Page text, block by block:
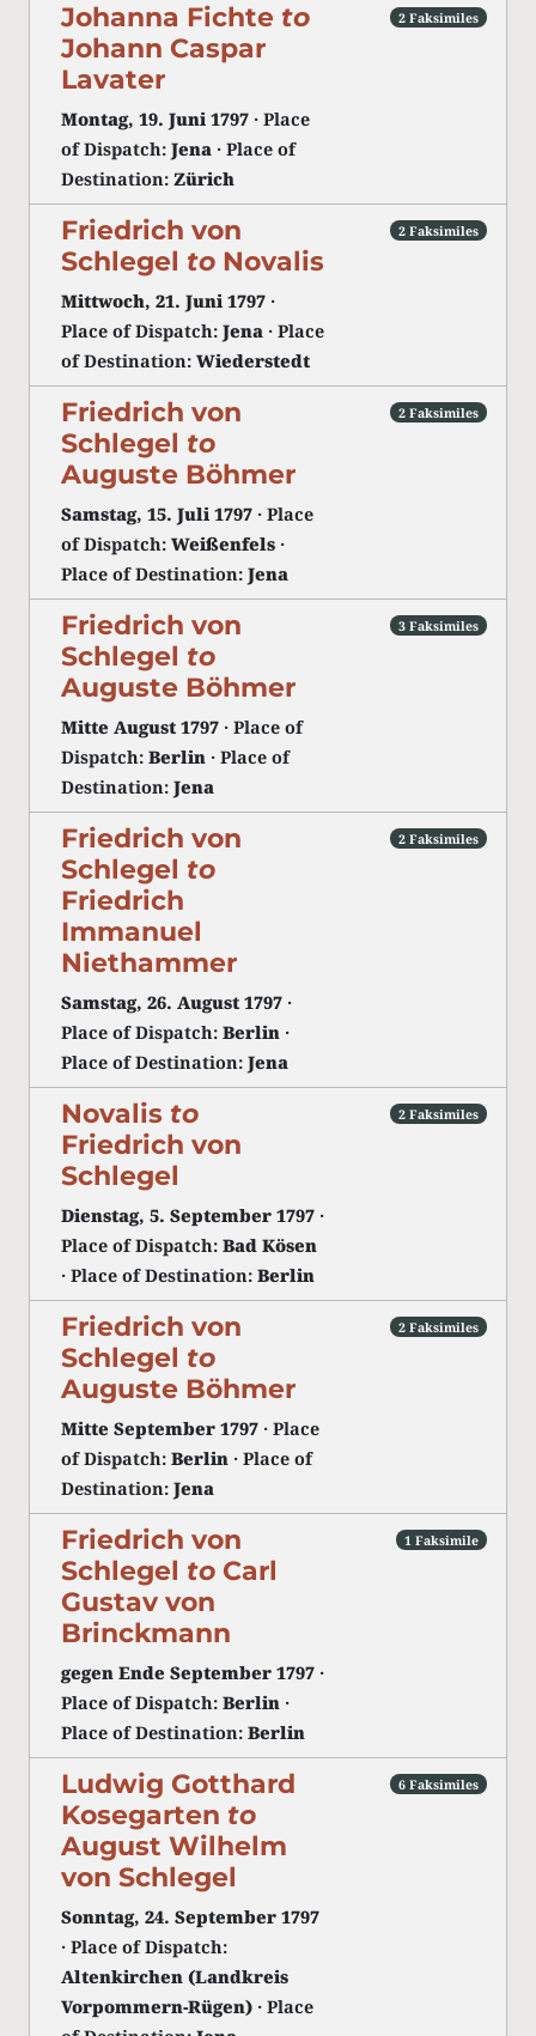
Johanna Fichte to
Johann Caspar
Lavater
Montag, 19. Juni 1797 · Place
of Dispatch: Jena · Place of
Destination: Zürich
2 Faksimiles
Friedrich von
Schlegel to Novalis
Mittwoch, 21. Juni 1797 ·
Place of Dispatch: Jena · Place
of Destination: Wiederstedt
2 Faksimiles
Friedrich von
Schlegel to
Auguste Böhmer
Samstag, 15. Juli 1797 · Place
of Dispatch: Weißenfels ·
Place of Destination: Jena
2 Faksimiles
Friedrich von
Schlegel to
Auguste Böhmer
Mitte August 1797 · Place of
Dispatch: Berlin · Place of
Destination: Jena
3 Faksimiles
Friedrich von
Schlegel to
Friedrich
Immanuel
Niethammer
Samstag, 26. August 1797 ·
Place of Dispatch: Berlin ·
Place of Destination: Jena
2 Faksimiles
Novalis to
Friedrich von
Schlegel
Dienstag, 5. September 1797 ·
Place of Dispatch: Bad Kösen
· Place of Destination: Berlin
2 Faksimiles
Friedrich von
Schlegel to
Auguste Böhmer
Mitte September 1797 · Place
of Dispatch: Berlin · Place of
Destination: Jena
2 Faksimiles
Friedrich von
Schlegel to Carl
Gustav von
Brinckmann
gegen Ende September 1797 ·
Place of Dispatch: Berlin ·
Place of Destination: Berlin
1 Faksimile
Ludwig Gotthard
Kosegarten to
August Wilhelm
von Schlegel
Sonntag, 24. September 1797
· Place of Dispatch:
Altenkirchen (Landkreis
Vorpommern-Rügen) · Place
6 Faksimiles